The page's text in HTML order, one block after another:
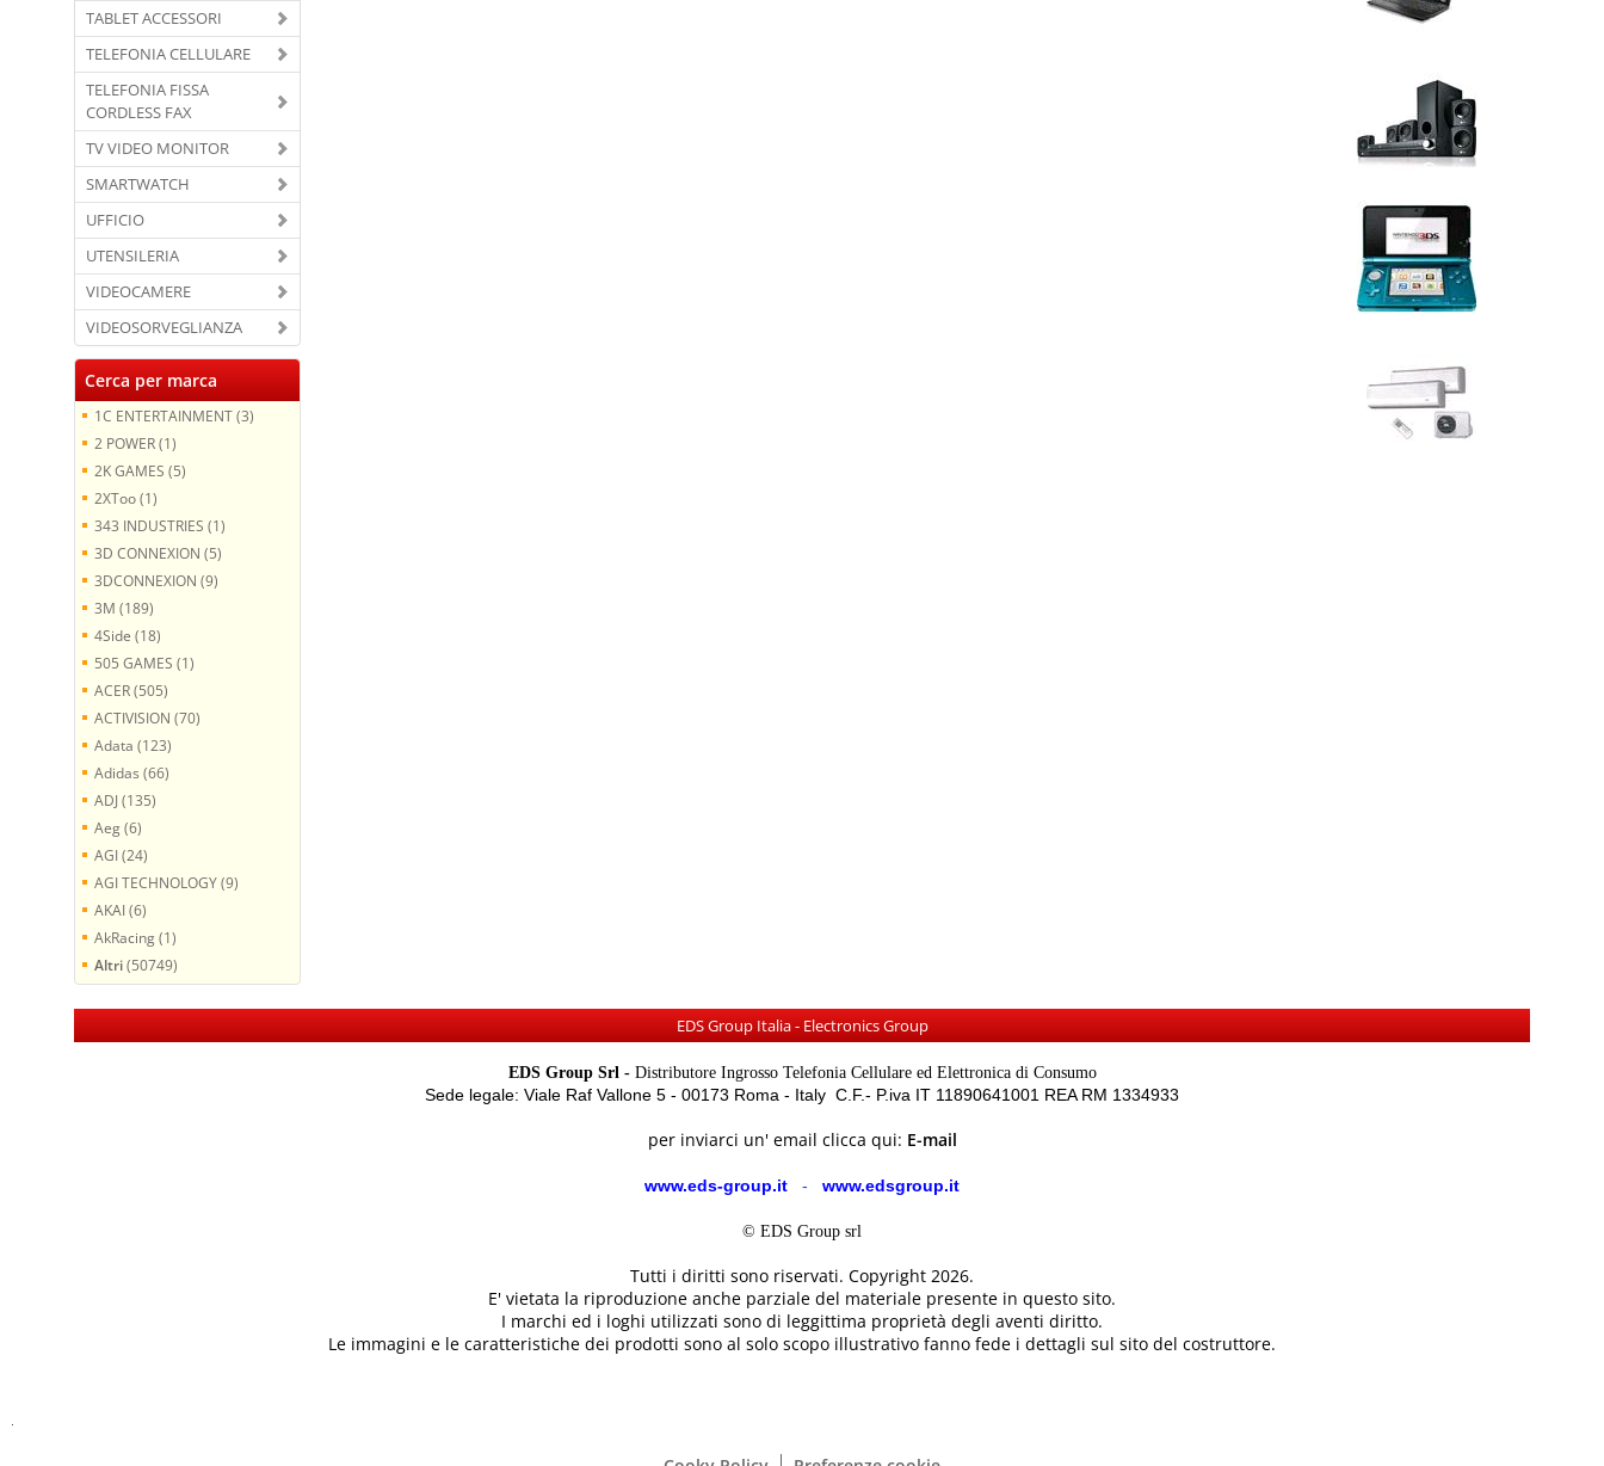
TABLET ACCESSORI
TELEFONIA CELLULARE
TELEFONIA FISSA
CORDLESS FAX
TV VIDEO MONITOR
SMARTWATCH
UFFICIO
UTENSILERIA
VIDEOCAMERE
VIDEOSORVEGLIANZA
Cerca per marca
1C ENTERTAINMENT (3)
2 POWER (1)
2K GAMES (5)
2XToo (1)
343 INDUSTRIES (1)
3D CONNEXION (5)
3DCONNEXION (9)
3M (189)
4Side (18)
505 GAMES (1)
ACER (505)
ACTIVISION (70)
Adata (123)
Adidas (66)
ADJ (135)
Aeg (6)
AGI (24)
AGI TECHNOLOGY (9)
AKAI (6)
AkRacing (1)
Altri(50749)
EDS Group Italia - Electronics Group
EDS Group Srl -Distributore Ingrosso Telefonia Cellulare ed Elettronica di Consumo
Sede legale: Viale Raf Vallone 5 - 00173 Roma - Italy C.F.- P.iva IT 11890641001 REA RM 1334933
per inviarci un' email clicca qui: E-mail
www.eds-group.it - www.edsgroup.it
© EDS Group srl
Tutti i diritti sono riservati. Copyright 2026.
E' vietata la riproduzione anche parziale del materiale presente in questo sito.
I marchi ed i loghi utilizzati sono di leggittima proprietà degli aventi diritto.
Le immagini e le caratteristiche dei prodotti sono al solo scopo illustrativo fanno fede i dettagli sul sito del costruttore.